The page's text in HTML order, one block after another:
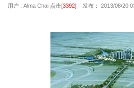
用户 : Alma Chai 点击[3392] 发布： 2013/08/20